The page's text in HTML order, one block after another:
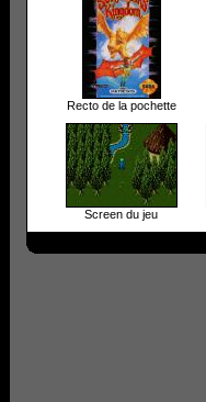
Recto de la pochette
Screen du jeu